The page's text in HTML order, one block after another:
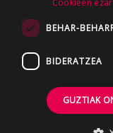
Cookieen
BEHAR-
BIDERATZEA
GUZTIAK